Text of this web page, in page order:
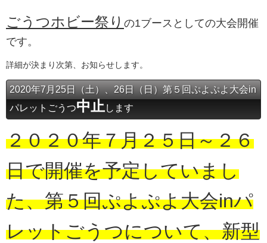
ごうつホビー祭り の1ブースとしての大会開催
です。
詳細が決まり次第、お知らせします。
2020年7月25日（土）、26日（日）第５回ぷよぷよ大会in
パレットごうつ中止します
２０２０年７月２５日～２６
日で開催を予定していまし
た、第５回ぷよぷよ大会inパ
レットごうつについて、新型